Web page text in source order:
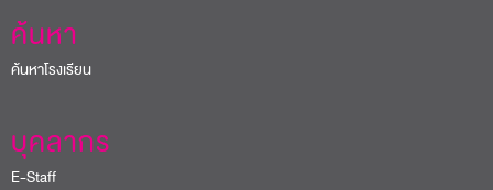
ค้นหา
ค้นหาโรงเรียน
บุคลากร
E-Staff